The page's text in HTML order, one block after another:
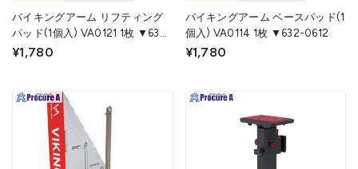
バイキングアーム リフティング
パッド(1個入) VA0121 1枚 ▼632-
0613
¥1,780
バイキングアーム ベースパッド(1
個入) VA0114 1枚 ▼632-0612
¥1,780